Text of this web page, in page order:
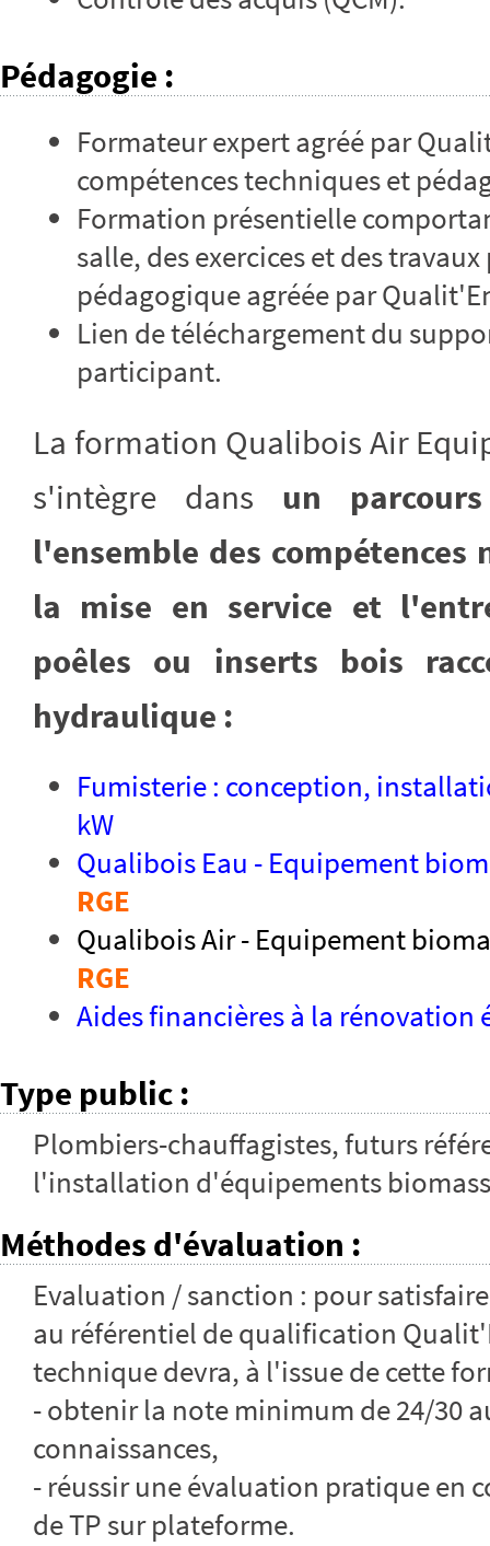
Pédagogie :
Formateur expert agréé par
compétences techniques et
Formation présentielle
salle, des exercices et des
pédagogique agréée par
Lien de téléchargement du
participant.
La formation Qualibois Air
s'intègre dans un
l'ensemble des
la mise en service et
poêles ou inserts bois
hydraulique :
Fumisterie : conception,
kW
Qualibois Eau - Equipement
RGE
Qualibois Air - Equipement
RGE
Aides financières à la rénovation
Type public :
Plombiers-chauffagistes, futurs
l'installation d'équipements
Méthodes d'évaluation :
Evaluation / sanction : pour
au référentiel de qualification
technique devra, à l'issue de cette
- obtenir la note minimum de 24/30
connaissances,
- réussir une évaluation pratique en
de TP sur plateforme.